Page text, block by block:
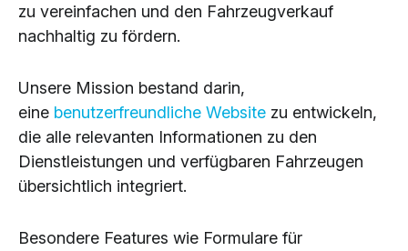
zu vereinfachen und den Fahrzeugverkauf
nachhaltig zu fördern.
Unsere Mission bestand darin,
eine benutzerfreundliche Website zu entwickeln,
die alle relevanten Informationen zu den
Dienstleistungen und verfügbaren Fahrzeugen
übersichtlich integriert.
Besondere Features wie Formulare für